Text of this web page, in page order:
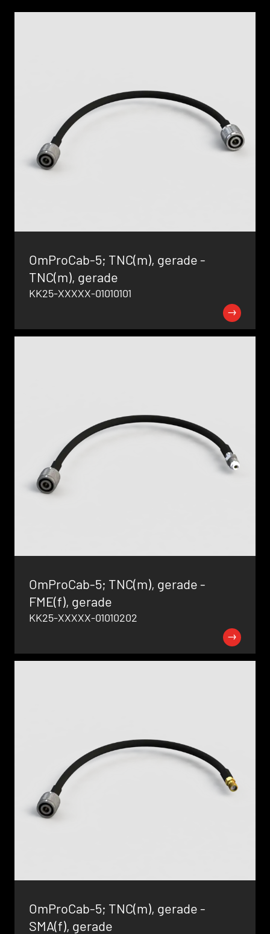
OmProCab-5; TNC(m), gerade -
TNC(m), gerade
KK25-XXXXX-01010101
OmProCab-5; TNC(m), gerade -
FME(f), gerade
KK25-XXXXX-01010202
OmProCab-5; TNC(m), gerade -
SMA(f), gerade